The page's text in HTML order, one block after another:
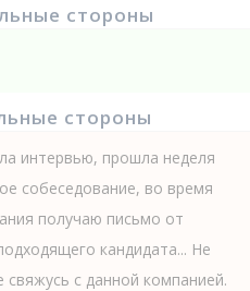
стороны
стороны
интервью, прошла неделя
собеседование, во время
получаю письмо от
кандидата... Не
с данной компанией.